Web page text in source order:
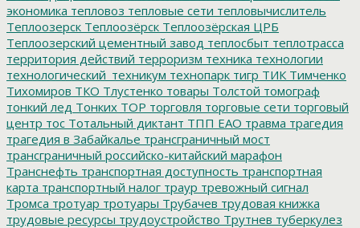
экономика тепловоз тепловые сети тепловычислитель
Теплоозерск Теплоозёрск Теплоозёрская ЦРБ
Теплоозерский цементный завод теплосбыт теплотрасса
территория действий терроризм техника технологии
технологический_техникум технопарк тигр ТИК Тимченко
Тихомиров ТКО Тлустенко товары Толстой томограф
тонкий лед Тонких ТОР торговля торговые сети торговый
центр тос Тотальный диктант ТПП ЕАО травма трагедия
трагедия в Забайкалье трансграничный мост
трансграничный российско-китайский марафон
Транснефть транспортная доступность транспортная
карта транспортный налог траур тревожный сигнал
Тромса тротуар тротуары Трубачев трудовая книжка
трудовые ресурсы трудоустройство Трутнев туберкулез